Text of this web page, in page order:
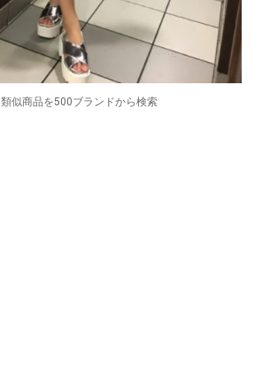
類似商品を500ブランドから検索